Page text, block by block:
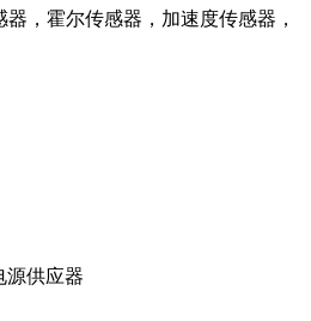
器，霍尔传感器，加速度传感器，
源供应器